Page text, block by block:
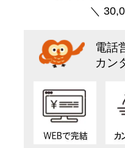
＼
電話
カン